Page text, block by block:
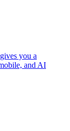
you a
and AI